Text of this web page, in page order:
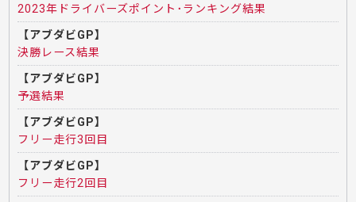
2023年ドライバーズポイント･ランキング結果
【アブダビGP】
決勝レース結果
【アブダビGP】
予選結果
【アブダビGP】
フリー走行3回目
【アブダビGP】
フリー走行2回目